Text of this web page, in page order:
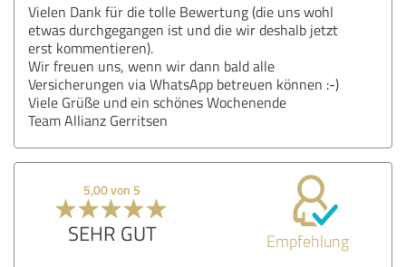
Vielen Dank für die tolle Bewertung (die uns wohl
etwas durchgegangen ist und die wir deshalb jetzt
erst kommentieren).
Wir freuen uns, wenn wir dann bald alle
Versicherungen via WhatsApp betreuen können :-)
Viele Grüße und ein schönes Wochenende
Team Allianz Gerritsen
5,00 von 5
SEHR GUT Empfehlung